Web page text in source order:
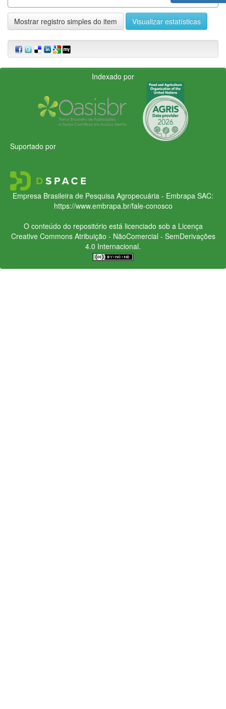
Mostrar registro simples do item Visualizar estatísticas
Indexado por
Suportado por
Empresa Brasileira de Pesquisa Agropecuária - Embrapa SAC:
https://www.embrapa.br/fale-conosco
O conteúdo do repositório está licenciado sob a Licença
Creative CommonsAtribuição - NãoComercial - SemDerivações
4.0 Internacional.